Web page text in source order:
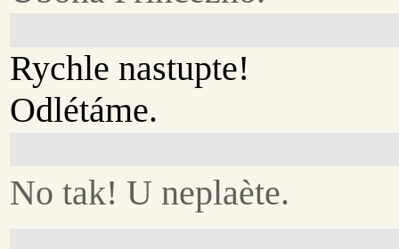
Rychle nastupte!
Odlétáme.
No tak! U neplaète.